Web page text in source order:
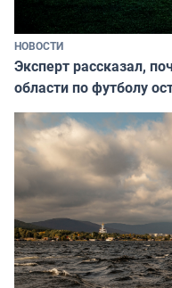
НОВОСТИ
Эксперт рассказал,
области по футболу